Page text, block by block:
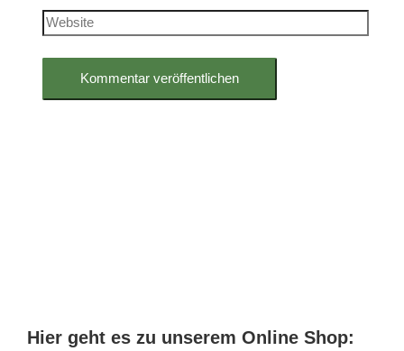
Adresse*
Website
Hier geht es zu unserem Online Shop: